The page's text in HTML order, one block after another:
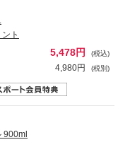
ト
5,478円 (税込)
4,980円 (税別)
900ml